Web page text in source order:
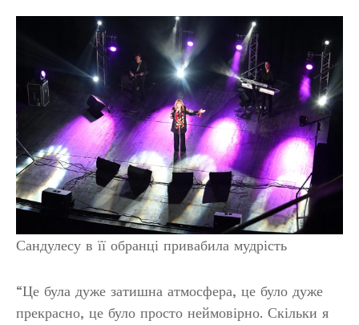
Сандулесу в її обранці привабила мудрість
“Це була дуже затишна атмосфера, це було дуже
прекрасно, це було просто неймовірно. Скільки я